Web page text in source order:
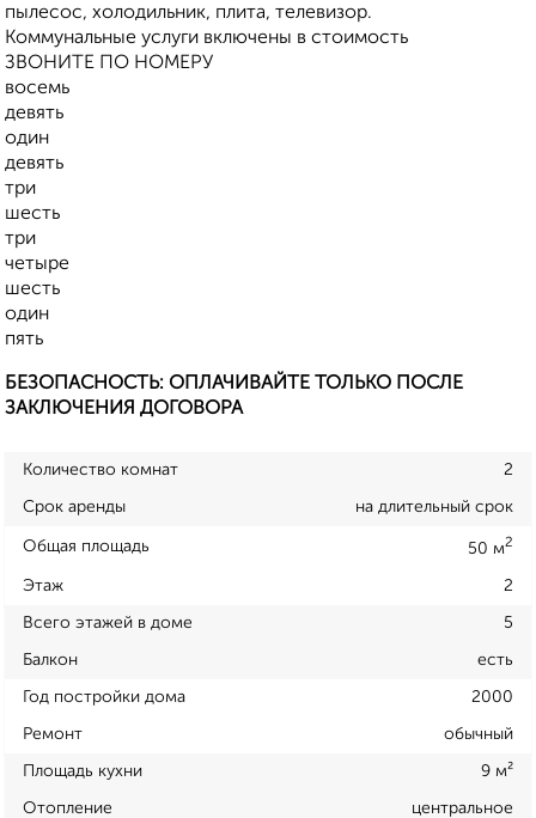
пылесос, холодильник, плита, телевизор.
Коммунальные услуги включены в стоимость
ЗВОНИТЕ ПО НОМЕРУ
восемь
девять
один
девять
три
шесть
три
четыре
шесть
один
пять
БЕЗОПАСНОСТЬ: ОПЛАЧИВАЙТЕ ТОЛЬКО ПОСЛЕ
ЗАКЛЮЧЕНИЯ ДОГОВОРА
Количество комнат 2
Срок аренды на длительный срок
Общая площадь 50 м2
Этаж 2
Всего этажей в доме 5
Балкон есть
Год постройки дома 2000
Ремонт обычный
Площадь кухни 9 м²
Отопление центральное